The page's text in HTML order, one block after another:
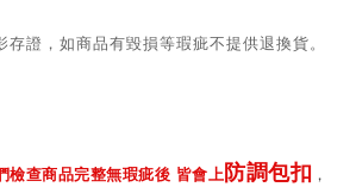
存證，如商品有毀損等瑕疵不提供退換貨。
檢查商品完整無瑕疵後 皆會上 防調包扣 ，